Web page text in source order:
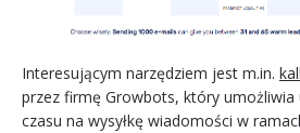
Interesującym narzędziem jest m.in.
przez firmę Growbots, który umożliwia
czasu na wysyłkę wiadomości w